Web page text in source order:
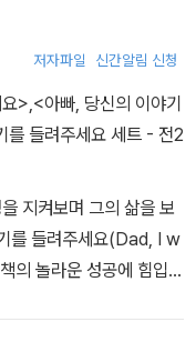
저자파일 신간알림 신청
>,<아빠, 당신의 이야기
를 들려주세요 세트 - 전2
지켜보며 그의 삶을 보
를 들려주세요(Dad, I w
놀라운 성공에 힘입어